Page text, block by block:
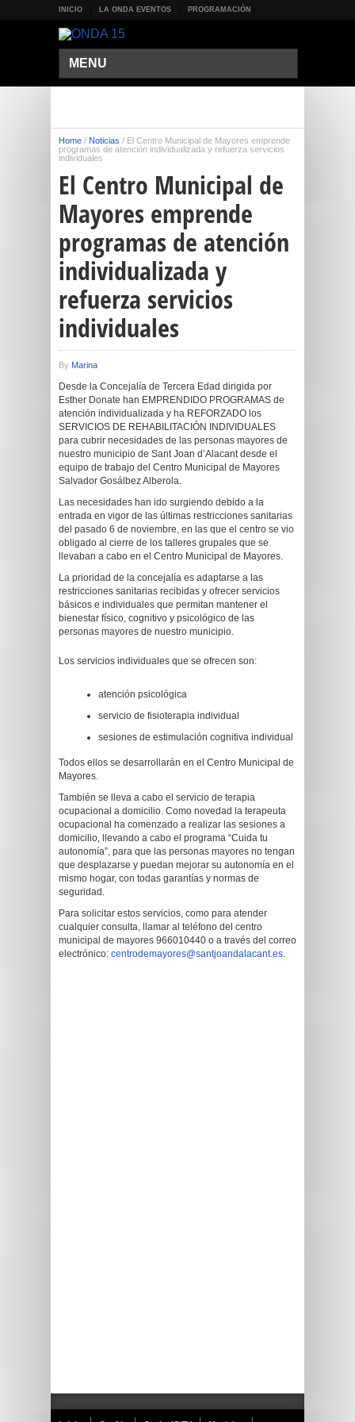
INICIO LA ONDA EVENTOS PROGRAMACIÓN
MENU
Home / Noticias / El Centro Municipal de Mayores emprende
programas de atención individualizada y refuerza servicios
individuales
El Centro Municipal de
Mayores emprende
programas de atención
individualizada y
refuerza servicios
individuales
By Marina
Desde la Concejalía de Tercera Edad dirigida por
Esther Donate han EMPRENDIDO PROGRAMAS de
atención individualizada y ha REFORZADO los
SERVICIOS DE REHABILITACIÓN INDIVIDUALES
para cubrir necesidades de las personas mayores de
nuestro municipio de Sant Joan d’Alacant desde el
equipo de trabajo del Centro Municipal de Mayores
Salvador Gosálbez Alberola.
Las necesidades han ido surgiendo debido a la
entrada en vigor de las últimas restricciones sanitarias
del pasado 6 de noviembre, en las que el centro se vio
obligado al cierre de los talleres grupales que se
llevaban a cabo en el Centro Municipal de Mayores.
La prioridad de la concejalía es adaptarse a las
restricciones sanitarias recibidas y ofrecer servicios
básicos e individuales que permitan mantener el
bienestar físico, cognitivo y psicológico de las
personas mayores de nuestro municipio.
Los servicios individuales que se ofrecen son:
atención psicológica
servicio de fisioterapia individual
sesiones de estimulación cognitiva individual
Todos ellos se desarrollarán en el Centro Municipal de
Mayores.
También se lleva a cabo el servicio de terapia
ocupacional a domicilio. Como novedad la terapeuta
ocupacional ha comenzado a realizar las sesiones a
domicilio, llevando a cabo el programa “Cuida tu
autonomía”, para que las personas mayores no tengan
que desplazarse y puedan mejorar su autonomía en el
mismo hogar, con todas garantías y normas de
seguridad.
Para solicitar estos servicios, como para atender
cualquier consulta, llamar al teléfono del centro
municipal de mayores 966010440 o a través del correo
electrónico: centrodemayores@santjoandalacant.es.